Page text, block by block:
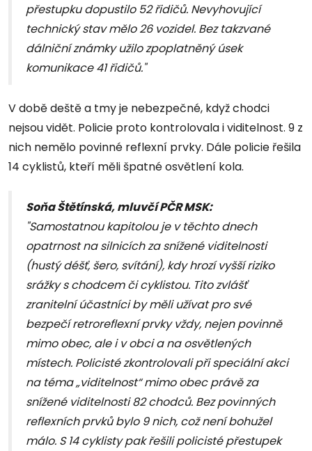
přestupku dopustilo 52 řidičů. Nevyhovující
technický stav mělo 26 vozidel. Bez takzvané
dálniční známky užilo zpoplatněný úsek
komunikace 41 řidičů."
V době deště a tmy je nebezpečné, když chodci
nejsou vidět. Policie proto kontrolovala i viditelnost. 9 z
nich nemělo povinné reflexní prvky. Dále policie řešila
14 cyklistů, kteří měli špatné osvětlení kola.
Soňa Štětínská, mluvčí PČR MSK:
"Samostatnou kapitolou je v těchto dnech
opatrnost na silnicích za snížené viditelnosti
(hustý déšť, šero, svítání), kdy hrozí vyšší riziko
srážky s chodcem či cyklistou. Tito zvlášť
zranitelní účastníci by měli užívat pro své
bezpečí retroreflexní prvky vždy, nejen povinně
mimo obec, ale i v obci a na osvětlených
místech. Policisté zkontrolovali při speciální akci
na téma „viditelnost“ mimo obec právě za
snížené viditelnosti 82 chodců. Bez povinných
reflexních prvků bylo 9 nich, což není bohužel
málo. S 14 cyklisty pak řešili policisté přestupek